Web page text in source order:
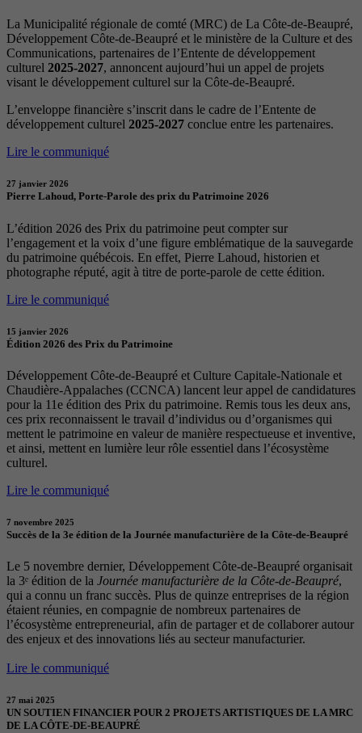
La Municipalité régionale de comté (MRC) de La Côte-de-Beaupré,
Développement Côte-de-Beaupré et le ministère de la Culture et des
Communications, partenaires de l’Entente de développement
culturel 2025-2027, annoncent aujourd’hui un appel de projets
visant le développement culturel sur la Côte-de-Beaupré.
L’enveloppe financière s’inscrit dans le cadre de l’Entente de
développement culturel 2025-2027 conclue entre les partenaires.
Lire le communiqué
27 janvier 2026
Pierre Lahoud, Porte-Parole des prix du Patrimoine 2026
L’édition 2026 des Prix du patrimoine peut compter sur
l’engagement et la voix d’une figure emblématique de la sauvegarde
du patrimoine québécois. En effet, Pierre Lahoud, historien et
photographe réputé, agit à titre de porte-parole de cette édition.
Lire le communiqué
15 janvier 2026
Édition 2026 des Prix du Patrimoine
Développement Côte-de-Beaupré et Culture Capitale-Nationale et
Chaudière-Appalaches (CCNCA) lancent leur appel de candidatures
pour la 11e édition des Prix du patrimoine. Remis tous les deux ans,
ces prix reconnaissent le travail d’individus ou d’organismes qui
mettent le patrimoine en valeur de manière respectueuse et inventive,
et ainsi, mettent en lumière leur rôle essentiel dans l’écosystème
culturel.
Lire le communiqué
7 novembre 2025
Succès de la 3e édition de la Journée manufacturière de la Côte-de-Beaupré
Le 5 novembre dernier, Développement Côte-de-Beaupré organisait
la 3ᵉ édition de la Journée manufacturière de la Côte-de-Beaupré,
qui a connu un franc succès. Plus de quinze entreprises de la région
étaient réunies, en compagnie de nombreux partenaires de
l’écosystème entrepreneurial, afin de partager et de collaborer autour
des enjeux et des innovations liés au secteur manufacturier.
Lire le communiqué
27 mai 2025
UN SOUTIEN FINANCIER POUR 2 PROJETS ARTISTIQUES DE LA MRC
DE LA CÔTE-DE-BEAUPRÉ